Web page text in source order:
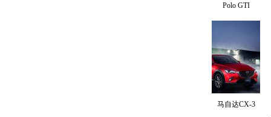
Polo GTI
马自达CX-3